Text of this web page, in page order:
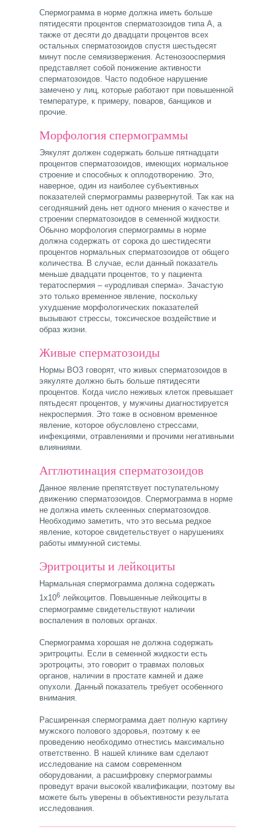
Спермограмма в норме должна иметь больше
пятидесяти процентов сперматозоидов типа А, а
также от десяти до двадцати процентов всех
остальных сперматозоидов спустя шестьдесят
минут после семяизвержения. Астенозооспермия
представляет собой понижение активности
сперматозоидов. Часто подобное нарушение
замечено у лиц, которые работают при повышенной
температуре, к примеру, поваров, банщиков и
прочие.
Морфология спермограммы
Эякулят должен содержать больше пятнадцати
процентов сперматозоидов, имеющих нормальное
строение и способных к оплодотворению. Это,
наверное, один из наиболее субъективных
показателей спермограммы развернутой. Так как на
сегодняшний день нет одного мнения о качестве и
строении сперматозоидов в семенной жидкости.
Обычно морфология спермограммы в норме
должна содержать от сорока до шестидесяти
процентов нормальных сперматозоидов от общего
количества. В случае, если данный показатель
меньше двадцати процентов, то у пациента
тератоспермия – «уродливая сперма». Зачастую
это только временное явление, поскольку
ухудшение морфологических показателей
вызывают стрессы, токсическое воздействие и
образ жизни.
Живые сперматозоиды
Нормы ВОЗ говорят, что живых сперматозоидов в
эякуляте должно быть больше пятидесяти
процентов. Когда число неживых клеток превышает
пятьдесят процентов, у мужчины диагностируется
некроспермия. Это тоже в основном временное
явление, которое обусловлено стрессами,
инфекциями, отравлениями и прочими негативными
влияниями.
Агглютинация сперматозоидов
Данное явление препятствует поступательному
движению сперматозоидов. Спермограмма в норме
не должна иметь склеенных сперматозоидов.
Необходимо заметить, что это весьма редкое
явление, которое свидетельствует о нарушениях
работы иммунной системы.
Эритроциты и лейкоциты
Нармальная спермограмма должна содержать
1х106 лейкоцитов. Повышенные лейкоциты в
спермограмме свидетельствуют наличии
воспаления в половых органах.
Спермограмма хорошая не должна содержать
эритроциты. Если в семенной жидкости есть
эротроциты, это говорит о травмах половых
органов, наличии в простате камней и даже
опухоли. Данный показатель требует особенного
внимания.
Расширенная спермограмма дает полную картину
мужского полового здоровья, поэтому к ее
проведению необходимо отнестись максимально
ответственно. В нашей клинике вам сделают
исследование на самом современном
оборудовании, а расшифровку спермограммы
проведут врачи высокой квалификации, поэтому вы
можете быть уверены в объективности результата
исследования.